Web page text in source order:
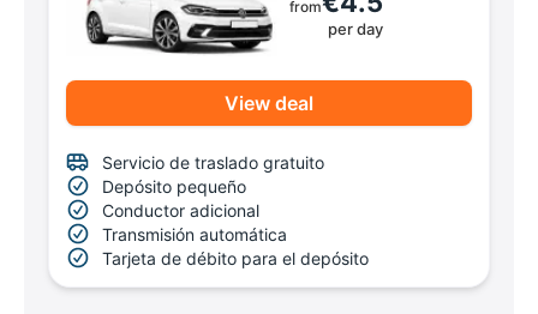
from
per day
View deal
Servicio de traslado gratuito
Depósito pequeño
Conductor adicional
Transmisión automática
Tarjeta de débito para el depósito